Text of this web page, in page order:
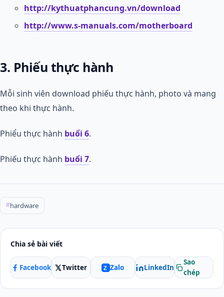
http://kythuatphancung.vn/download
http://www.s-manuals.com/motherboard
3. Phiếu thực hành
Mỗi sinh viên download phiếu thực hành, photo và mang
theo khi thực hành.
Phiểu thực hành buổi 6.
Phiếu thực hành buổi 7.
#hardware
Chia sẻ bài viết
Facebook Twitter Z Zalo LinkedIn
Sao
chép